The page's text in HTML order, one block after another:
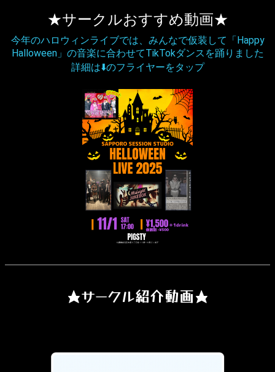
★サークルおすすめ動画★
今年のハロウィンライブでは、みんなで仮装して「Happy
Halloween」の音楽に合わせてTikTokダンスを踊りました
詳細は⬇️のフライヤーをタップ
★サークル紹介動画★